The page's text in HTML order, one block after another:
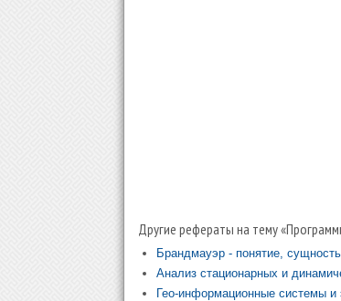
Другие рефераты на тему
Брандмауэр - понятие,
Анализ стационарных и
Гео-информационные системы и